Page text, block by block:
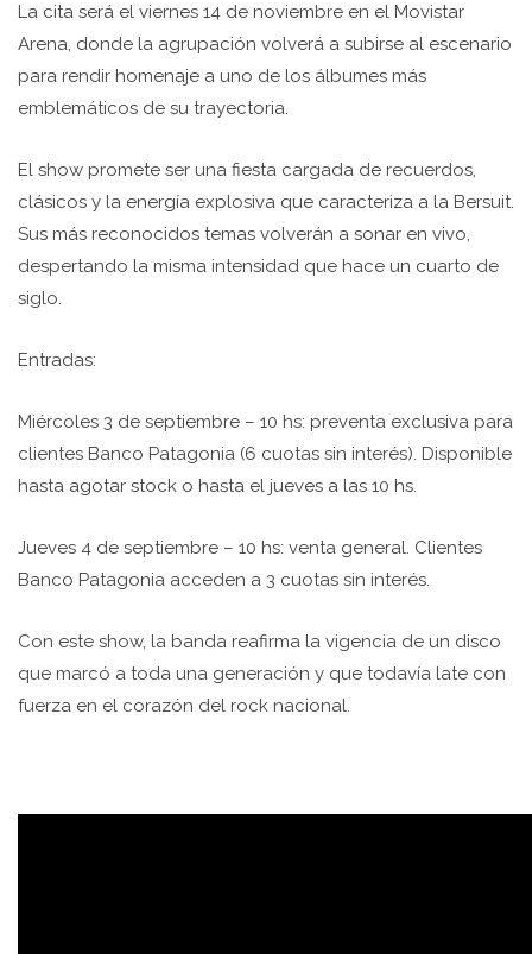
La cita será el viernes 14 de noviembre en el Movistar
Arena, donde la agrupación volverá a subirse al escenario
para rendir homenaje a uno de los álbumes más
emblemáticos de su trayectoria.
El show promete ser una fiesta cargada de recuerdos,
clásicos y la energía explosiva que caracteriza a la Bersuit.
Sus más reconocidos temas volverán a sonar en vivo,
despertando la misma intensidad que hace un cuarto de
siglo.
Entradas:
Miércoles 3 de septiembre – 10 hs: preventa exclusiva para
clientes Banco Patagonia (6 cuotas sin interés). Disponible
hasta agotar stock o hasta el jueves a las 10 hs.
Jueves 4 de septiembre – 10 hs: venta general. Clientes
Banco Patagonia acceden a 3 cuotas sin interés.
Con este show, la banda reafirma la vigencia de un disco
que marcó a toda una generación y que todavía late con
fuerza en el corazón del rock nacional.